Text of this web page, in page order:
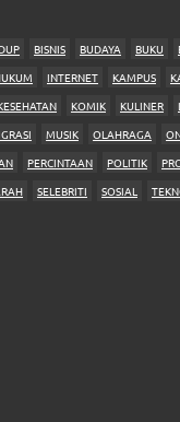
BISNIS BUDAYA BUKU
INTERNET KAMPUS
KOMIK KULINER
MUSIK OLAHRAGA
PERCINTAAN POLITIK
SELEBRITI SOSIAL